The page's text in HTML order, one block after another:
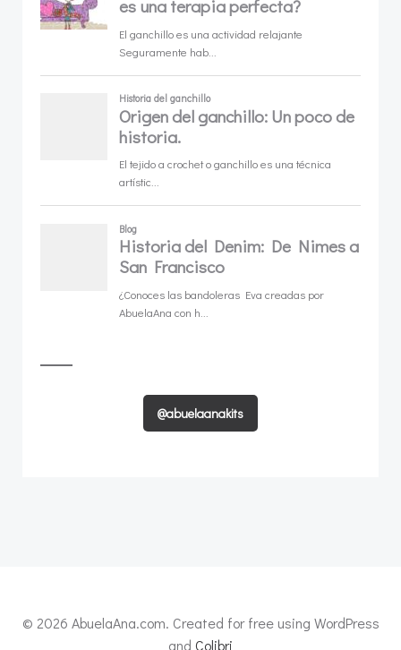
@abuelaanakits
© 2026 AbuelaAna.com. Created for free using WordPress
and Colibri